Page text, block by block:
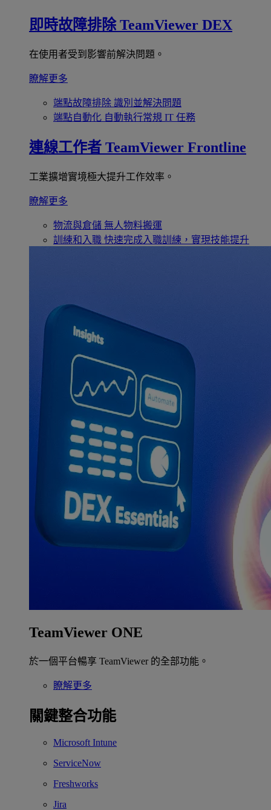
即時故障排除 TeamViewer DEX
在使用者受到影響前解決問題。
瞭解更多
端點故障排除 識別並解決問題
端點自動化 自動執行常規 IT 任務
連線工作者 TeamViewer Frontline
工業擴增實境極大提升工作效率。
瞭解更多
物流與倉儲 無人物料搬運
訓練和入職 快速完成入職訓練，實現技能提升
TeamViewer ONE
於一個平台暢享 TeamViewer 的全部功能。
瞭解更多
關鍵整合功能
Microsoft Intune
ServiceNow
Freshworks
Jira